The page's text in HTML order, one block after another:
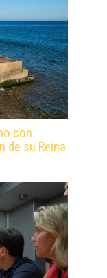
con
de su Reina